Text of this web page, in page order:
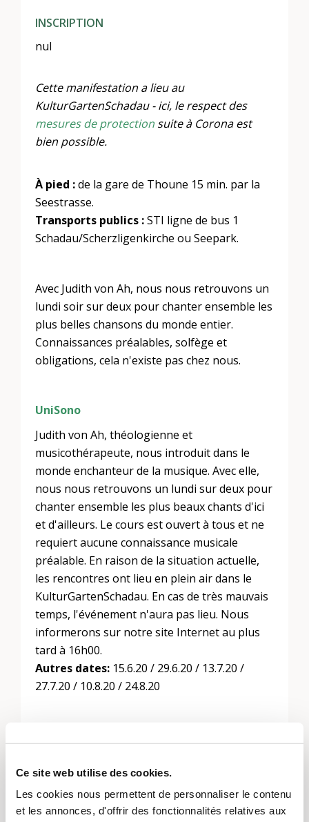
Ce site web utilise des cookies.
Les cookies nous permettent de personnaliser le contenu
et les annonces, d'offrir des fonctionnalités relatives aux
INSCRIPTION
nul
Cette manifestation a lieu au
KulturGartenSchadau - ici, le respect des
mesures de protection suite à Corona est
bien possible.
À pied :de la gare de Thoune 15 min. par la
Seestrasse.
Transports publics :STI ligne de bus 1
Schadau/Scherzligenkirche ou Seepark.
Avec Judith von Ah, nous nous retrouvons un
lundi soir sur deux pour chanter ensemble les
plus belles chansons du monde entier.
Connaissances préalables, solfège et
obligations, cela n'existe pas chez nous.
UniSono
Judith von Ah, théologienne et
musicothérapeute, nous introduit dans le
monde enchanteur de la musique. Avec elle,
nous nous retrouvons un lundi sur deux pour
chanter ensemble les plus beaux chants d'ici
et d'ailleurs. Le cours est ouvert à tous et ne
requiert aucune connaissance musicale
préalable. En raison de la situation actuelle,
les rencontres ont lieu en plein air dans le
KulturGartenSchadau. En cas de très mauvais
temps, l'événement n'aura pas lieu. Nous
informerons sur notre site Internet au plus
tard à 16h00.
Autres dates: 15.6.20 / 29.6.20 / 13.7.20 /
27.7.20 / 10.8.20 / 24.8.20
conditions pour le faire se produisent dans
une "nouvelle normalité" : "et" le tandem de
générationsinvite à nouveau à des